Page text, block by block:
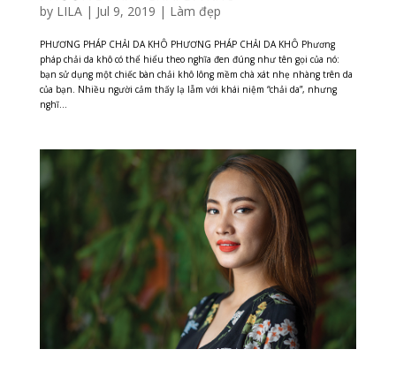
by LILA| Jul 9, 2019 | Làm đẹp
PHƯƠNG PHÁP CHẢI DA KHÔ PHƯƠNG PHÁP CHẢI DA KHÔ Phương
pháp chải da khô có thể hiểu theo nghĩa đen đúng như tên gọi của nó:
bạn sử dụng một chiếc bàn chải khô lông mềm chà xát nhẹ nhàng trên da
của bạn. Nhiều người cảm thấy lạ lẫm với khái niệm “chải da”, nhưng
nghĩ...